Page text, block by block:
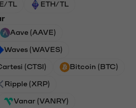
TL ETH/TL
Aave (AAVE)
Waves (WAVES)
(CTSI) Bitcoin (BTC)
Ripple (XRP)
Vanar (VANRY)